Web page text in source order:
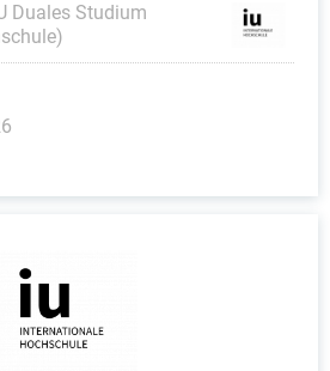
Duales Studium